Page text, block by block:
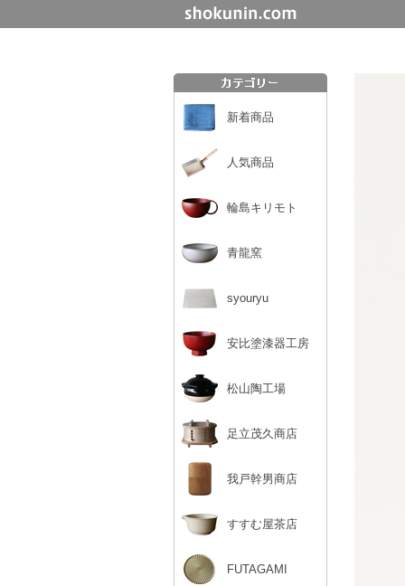
新着商品
人気商品
輪島キリモト
青龍窯
syouryu
安比塗漆器工房
松山陶工場
足立茂久商店
我戸幹男商店
すすむ屋茶店
FUTAGAMI